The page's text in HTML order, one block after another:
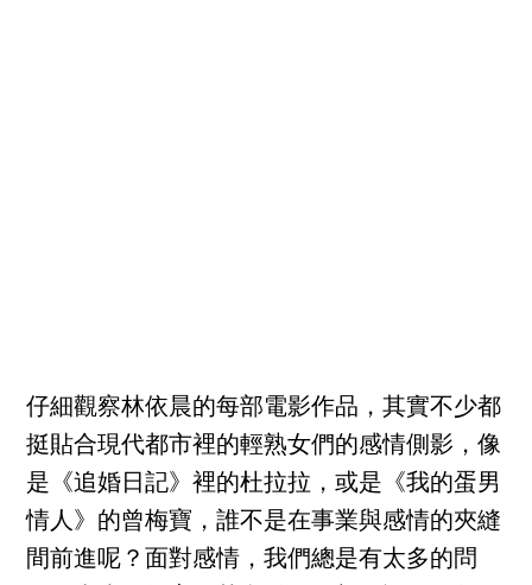
仔細觀察林依晨的每部電影作品，其實不少都
挺貼合現代都市裡的輕熟女們的感情側影，像
是《追婚日記》裡的杜拉拉，或是《我的蛋男
情人》的曾梅寶，誰不是在事業與感情的夾縫
間前進呢？面對感情，我們總是有太多的問